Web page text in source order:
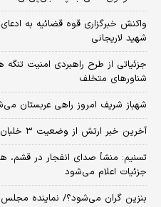
واکنش خبرگزاری قوه قضائیه به
شهید لاریجانی
شناورهای متخلف
شهباز شریف امروز راهی عربستان
آخرین خبر ارتش از وضعیت ۳ خلبان عملیات العدید
تسنیم: منشأ صدای انفجار در
جزئیات اعلام می‌شود
بنزین گران می‌شود؟/ نماینده